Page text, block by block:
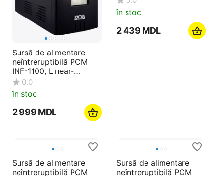
Sursă de alimentare
neîntreruptibilă PCM
INF-1100, Linear-
interactiv, 1100VA, Turn
0.0
în stoc
2 999 MDL